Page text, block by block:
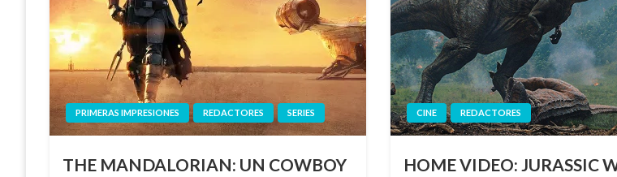
PRIMERAS IMPRESIONES REDACTORES SERIES
THE MANDALORIAN: UN COWBOY
CINE REDACTORES
HOME VIDEO: JURASSIC